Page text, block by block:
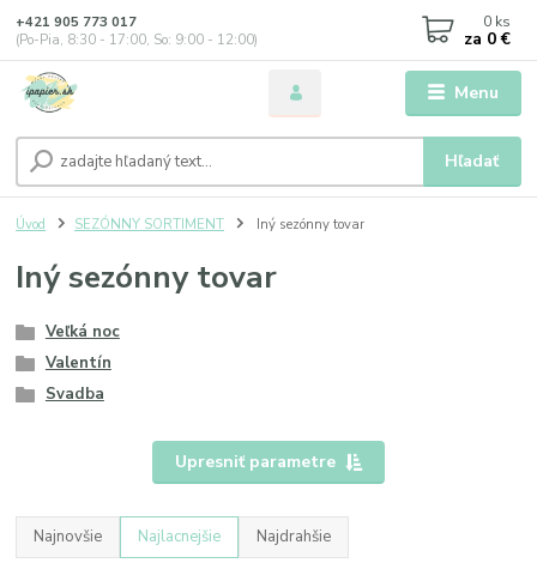
Menu
Hľadať
+421 905 773 017
(Po-Pia, 8:30 - 17:00, So: 9:00 - 12:00)
0 ks
za 0 €
Úvod SEZÓNNY SORTIMENT Iný sezónny tovar
Iný sezónny tovar
Veľká noc
Valentín
Svadba
Upresniť parametre
Najnovšie Najlacnejšie Najdrahšie